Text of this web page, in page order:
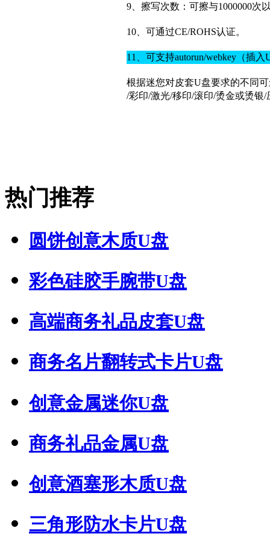
9、擦写次数：可擦与1000000次
10、可通过CE/ROHS认证。
11、可支持autorun/webkey（插
根据迷您对皮套U盘要求的不同
/彩印/激光/移印/滚印/烫金或烫银
热门推荐
圆饼创意木质U盘
彩色硅胶手腕带U盘
高端商务礼品皮套U盘
商务名片翻转式卡片U盘
创意金属迷你U盘
商务礼品金属U盘
创意酒塞形木质U盘
三角形防水卡片U盘